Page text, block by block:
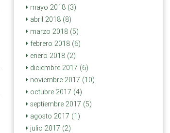
mayo 2018 (3)
abril 2018 (8)
marzo 2018 (5)
febrero 2018 (6)
enero 2018 (2)
diciembre 2017 (6)
noviembre 2017 (10)
octubre 2017 (4)
septiembre 2017 (5)
agosto 2017 (1)
julio 2017 (2)